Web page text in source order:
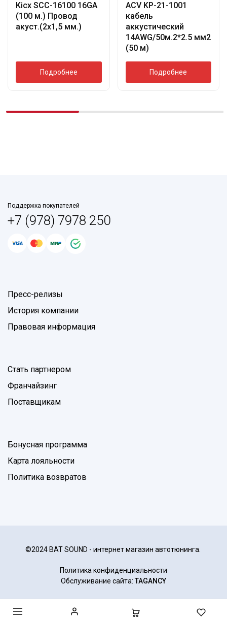
Kicx SCC-16100 16GA
(100 м.) Провод
акуст.(2х1,5 мм.)
Подробнее
ACV KP-21-1001
кабель
аккустический
14AWG/50м.2*2.5 мм2
(50 м)
Подробнее
Поддержка покупателей
+7 (978) 7978 250
Пресс-релизы
История компании
Правовая информация
Стать партнером
Франчайзинг
Поставщикам
Бонусная программа
Карта лояльности
Политика возвратов
©2024 BAT SOUND - интернет магазин автотюнинга.
Политика конфиденциальности
Обслуживание сайта: TAGANCY